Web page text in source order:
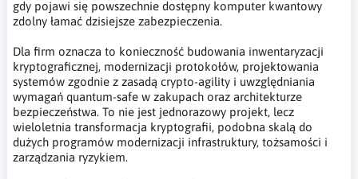
gdy pojawi się powszechnie dostępny komputer kwantowy
zdolny łamać dzisiejsze zabezpieczenia.
Dla firm oznacza to konieczność budowania inwentaryzacji
kryptograficznej, modernizacji protokołów, projektowania
systemów zgodnie z zasadą crypto-agility i uwzględniania
wymagań quantum-safe w zakupach oraz architekturze
bezpieczeństwa. To nie jest jednorazowy projekt, lecz
wieloletnia transformacja kryptografii, podobna skalą do
dużych programów modernizacji infrastruktury, tożsamości i
zarządzania ryzykiem.